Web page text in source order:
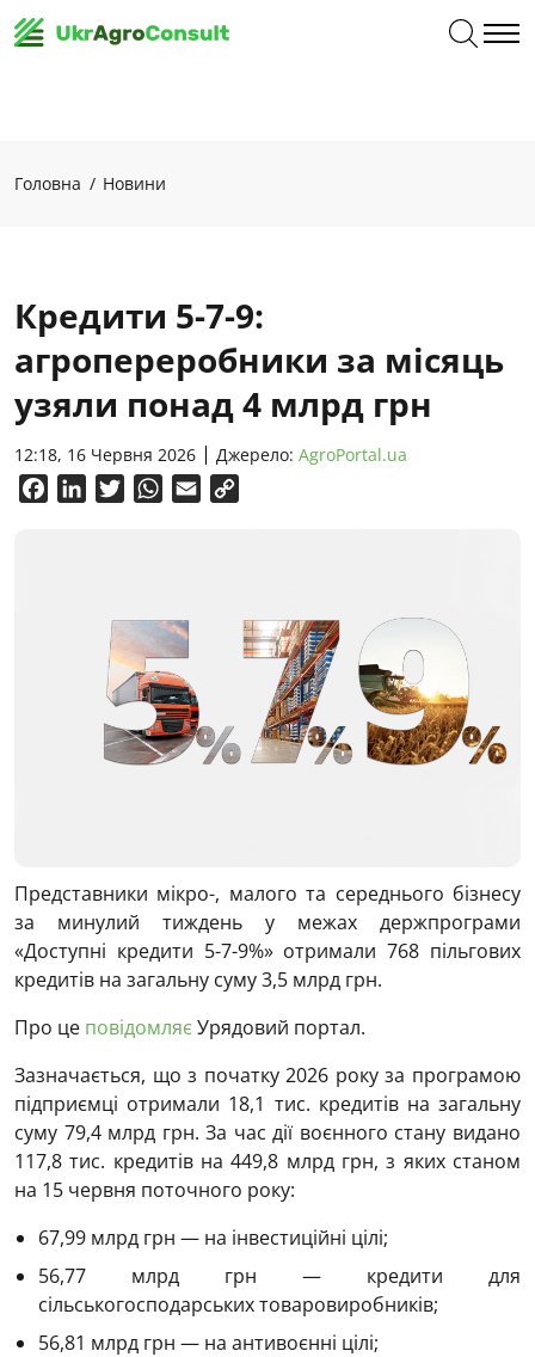
Головна Новини
Кредити 5-7-9:
агропереробники за місяць
узяли понад 4 млрд грн
12:18, 16 Червня 2026 Джерело: AgroPortal.ua
FacebookLinkedInTwitterWhatsApp
Email
Представники мікро-, малого та середнього бізнесу
за минулий тиждень у межах держпрограми
«Доступні кредити 5-7-9%» отримали 768 пільгових
кредитів на загальну суму 3,5 млрд грн.
Про це повідомляєУрядовий портал.
Зазначається, що з початку 2026 року за програмою
підприємці отримали 18,1 тис. кредитів на загальну
суму 79,4 млрд грн. За час дії воєнного стану видано
117,8 тис. кредитів на 449,8 млрд грн, з яких станом
на 15 червня поточного року:
67,99 млрд грн — на інвестиційні цілі;
56,77 млрд грн — кредити для
сільськогосподарських товаровиробників;
56,81 млрд грн — на антивоєнні цілі;